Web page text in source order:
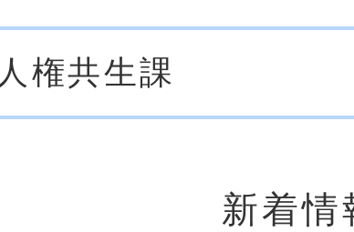
人権共生課
新着情